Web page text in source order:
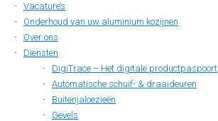
Vacature’s
Onderhoud van uw aluminium kozijnen
Over ons
Diensten
DigiTrace – Het digitale productpaspoort
Automatische schuif- & draaideuren
Buitenjaloezieën
Gevels